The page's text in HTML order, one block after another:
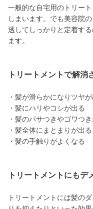
一般的な自宅用のトリー
しまいます。でも美容院
透してしっかりと定着す
ます。
トリートメントで解消
・髪が滑らかになりツヤが
・髪にハリやコシが出る
・髪のパサつきやゴワつ
・髪全体にまとまりが出る
・髪の手触りがよくなる
トリートメントにもデ
トリートメントには髪の